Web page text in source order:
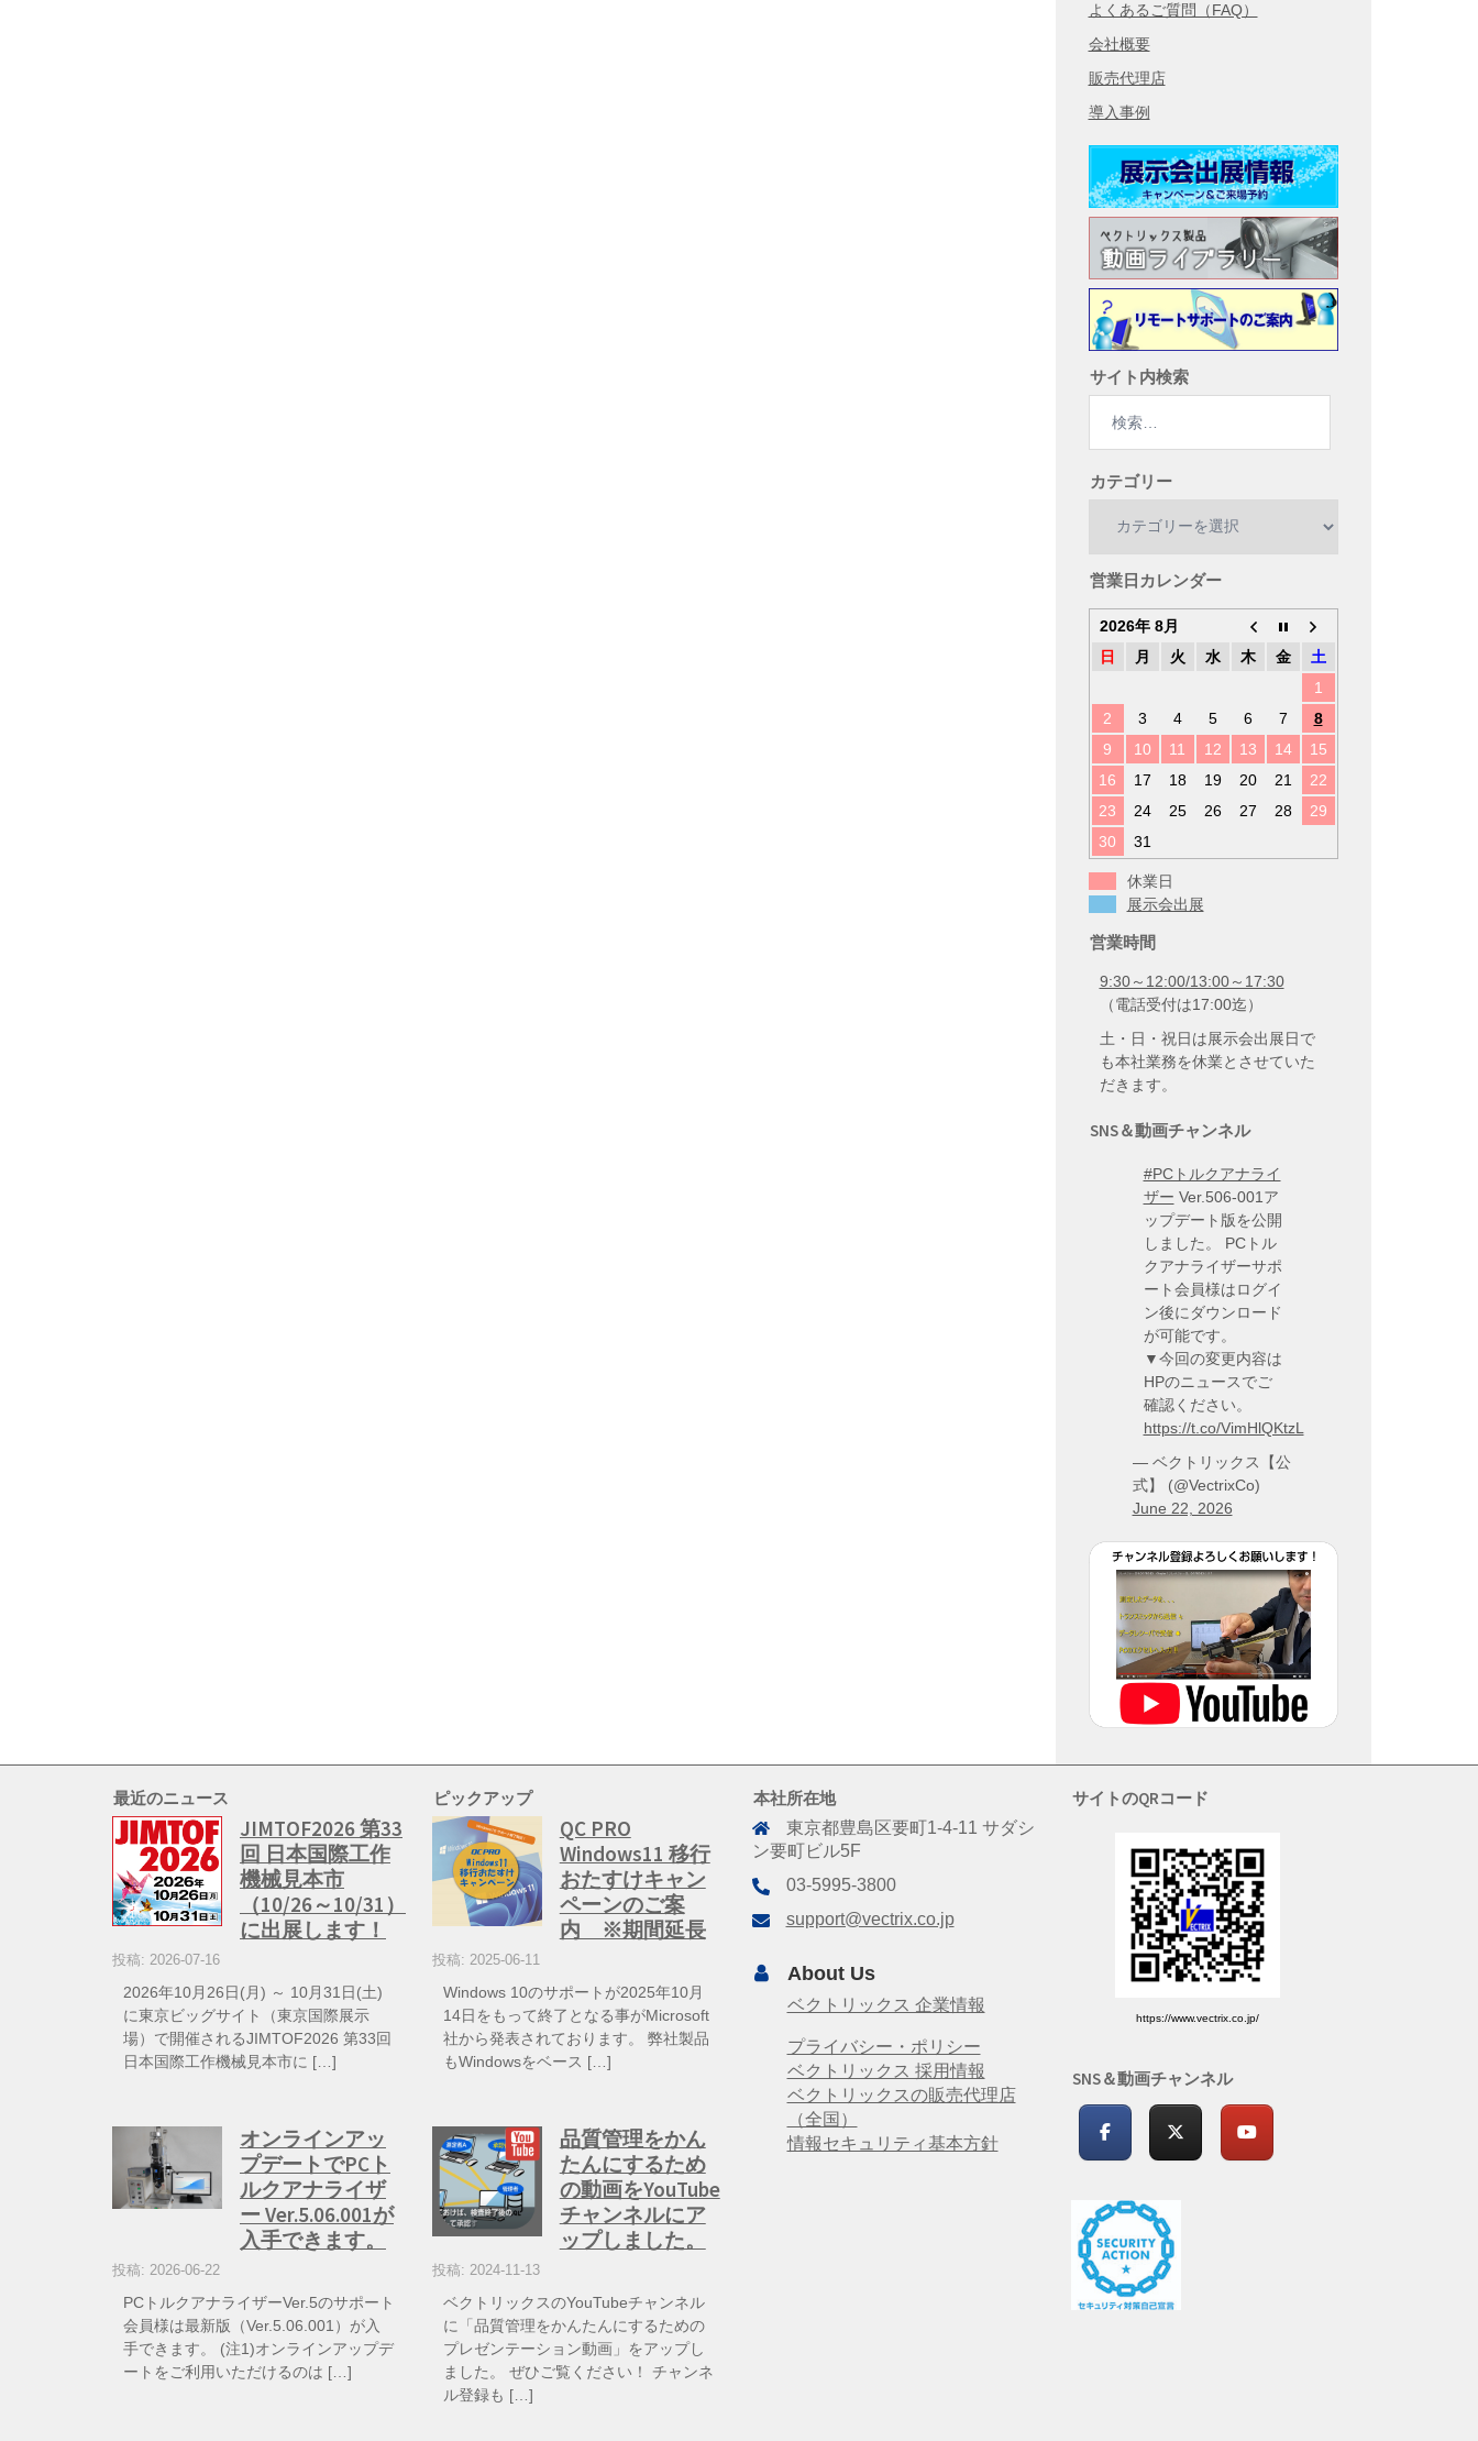
よくあるご質問（FAQ）
会社概要
販売代理店
導入事例
サイト内検索
カテゴリー
リ
営業日カレンダー
2026年 8月
日
月 火 水 木 金
土
1
2
3 4 5 6 7
8
9
10 11 12 13 14
15
16
17 18 19 20 21
22
23
24 25 26 27 28
29
30
31
休業日
展示会出展
営業時間
9:30～12:00/13:00～17:30
（電話受付は17:00迄）
土・日・祝日は展示会出展日で
も本社業務を休業とさせていた
だきます。
SNS＆動画チャンネル
#PCトルクアナライ
ザー Ver.506-001ア
ップデート版を公開
しました。 PCトル
クアナライザーサポ
ート会員様はログイ
ン後にダウンロード
が可能です。
▼今回の変更内容は
HPのニュースでご
確認ください。
https://t.co/VimHlQKtzL
— ベクトリックス【公
式】 (@VectrixCo)
June 22, 2026
最近のニュース
JIMTOF2026 第33
回 日本国際工作
機械見本市
（10/26～10/31）
に出展します！
投稿: 2026-07-16
2026年10月26日(月) ～ 10月31日(土)
に東京ビッグサイト（東京国際展示
場）で開催されるJIMTOF2026 第33回
日本国際工作機械見本市に […]
オンラインアッ
プデートでPCト
ルクアナライザ
ー Ver.5.06.001が
入手できます。
投稿: 2026-06-22
PCトルクアナライザーVer.5のサポート
会員様は最新版（Ver.5.06.001）が入
手できます。 (注1)オンラインアップデ
ートをご利用いただけるのは […]
ピックアップ
QC PRO
Windows11 移行
おたすけキャン
ペーンのご案
内 ※期間延長
投稿: 2025-06-11
Windows 10のサポートが2025年10月
14日をもって終了となる事がMicrosoft
社から発表されております。 弊社製品
もWindowsをベース […]
品質管理をかん
たんにするため
の動画をYouTube
チャンネルにア
ップしました。
投稿: 2024-11-13
ベクトリックスのYouTubeチャンネル
に「品質管理をかんたんにするための
プレゼンテーション動画」をアップし
ました。 ぜひご覧ください！ チャンネ
ル登録も […]
本社所在地
東京都豊島区要町1-4-11 サダシ
ン要町ビル5F
03-5995-3800
support@vectrix.co.jp
About Us
ベクトリックス 企業情報
プライバシー・ポリシー
ベクトリックス 採用情報
ベクトリックスの販売代理店
（全国）
情報セキュリティ基本方針
サイトのQRコード
https://www.vectrix.co.jp/
SNS＆動画チャンネル